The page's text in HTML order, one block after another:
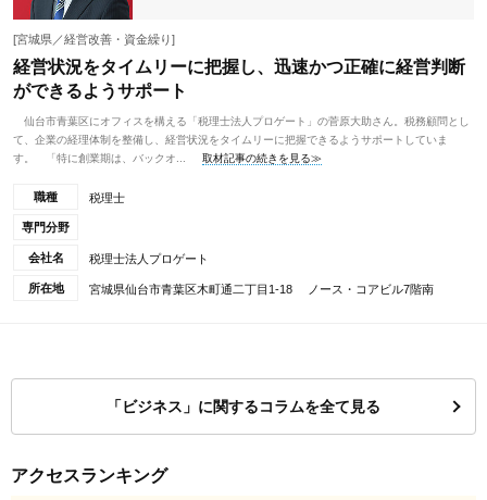
[宮城県／経営改善・資金繰り]
経営状況をタイムリーに把握し、迅速かつ正確に経営判断
ができるようサポート
仙台市青葉区にオフィスを構える「税理士法人プロゲート」の菅原大助さん。税務顧問とし
て、企業の経理体制を整備し、経営状況をタイムリーに把握できるようサポートしていま
す。 「特に創業期は、バックオ...
取材記事の続きを見る≫
職種 税理士
専門分野
会社名 税理士法人プロゲート
所在地 宮城県仙台市青葉区木町通二丁目1-18 ノース・コアビル7階南
「ビジネス」に関するコラムを全て見る
アクセスランキング